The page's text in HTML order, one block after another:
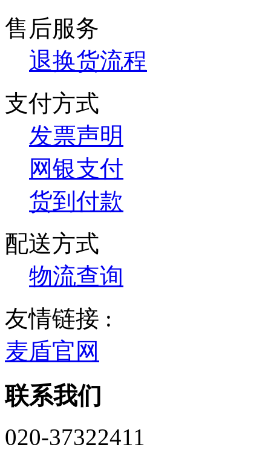
售后服务
退换货流程
支付方式
发票声明
网银支付
货到付款
配送方式
物流查询
友情链接 :
麦盾官网
联系我们
020-37322411